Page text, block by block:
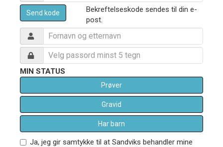
Send kode
Bekreftelseskode sendes til din e-
post.
MIN STATUS
Prøver
Gravid
Har barn
Ja, jeg gir samtykke til at Sandviks behandler mine